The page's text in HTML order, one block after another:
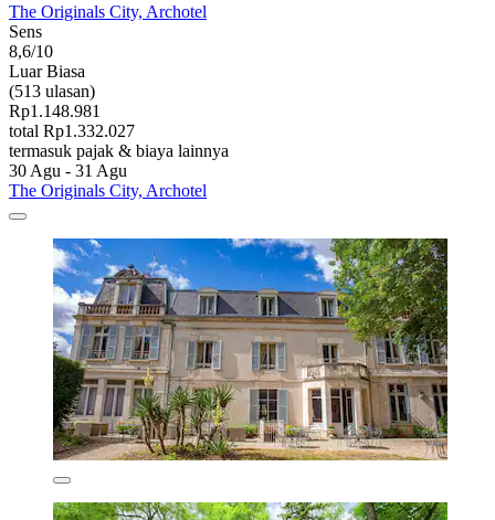
The Originals City, Archotel
Sens
8,6/10
Luar Biasa
(513 ulasan)
Rp1.148.981
total Rp1.332.027
termasuk pajak & biaya lainnya
30 Agu - 31 Agu
The Originals City, Archotel